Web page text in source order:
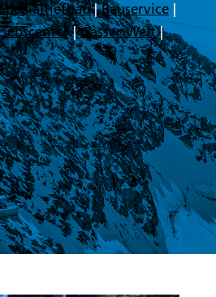
|Bauservice|
|Gasser Welt|